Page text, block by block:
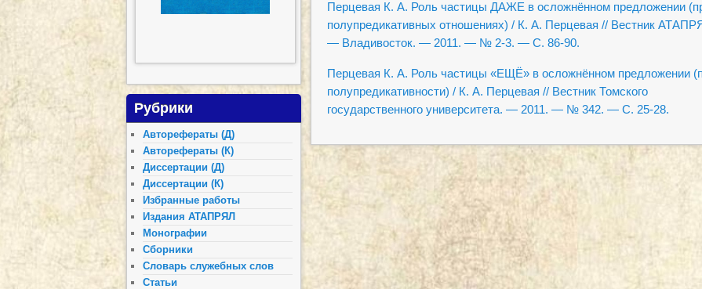
Перцевая К. А. Роль частицы ДАЖЕ в осложнённом предложении
полупредикативных отношениях) / К. А. Перцевая // Вестник
— Владивосток. — 2011. — № 2-3. — С. 86-90.
Перцевая К. А. Роль частицы «ЕЩЁ» в осложнённом предложении
полупредикативности) / К. А. Перцевая // Вестник Томского
государственного университета. — 2011. — № 342. — С. 25-28.
Рубрики
Авторефераты (Д)
Авторефераты (К)
Диссертации (Д)
Диссертации (К)
Избранные работы
Издания АТАПРЯЛ
Монографии
Сборники
Словарь служебных слов
Статьи